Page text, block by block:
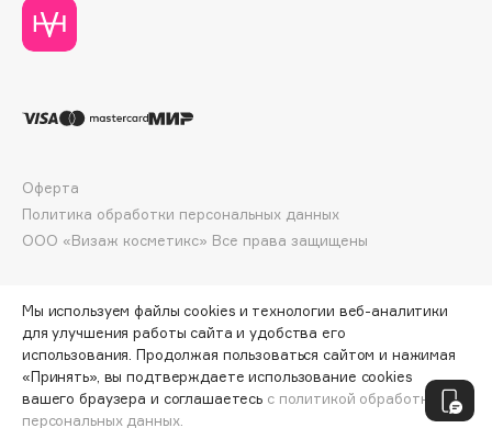
Dior
Divage
Dolomit
Dr. Vranjes Firenze
DSD de Luxe
Dyson
ПО ЗОЛОТОЙ КАРТЕ: 3200 ₽
ООО «Визаж косметикс» Все права защищены
Оферта
Политика обработки персональных данных
Мы используем файлы cookies и технологии веб-аналитики
для улучшения работы сайта и удобства его
использования. Продолжая пользоваться сайтом и нажимая
«Принять», вы подтверждаете использование cookies
вашего браузера и соглашаетесь с политикой обработки
персональных данных.